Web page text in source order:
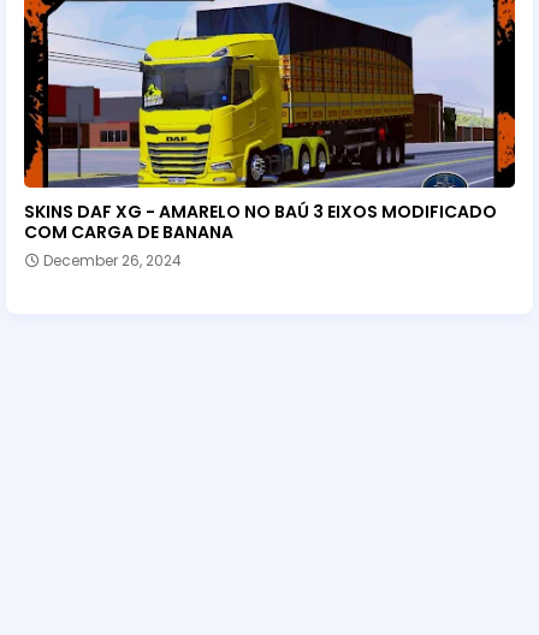
SKINS DAF XG - AMARELO NO BAÚ 3 EIXOS MODIFICADO
COM CARGA DE BANANA
December 26, 2024